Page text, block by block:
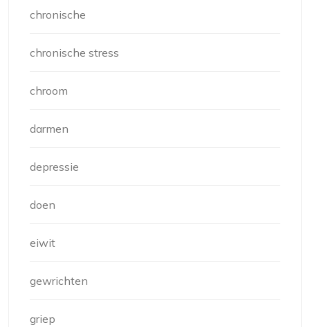
chronische
chronische stress
chroom
darmen
depressie
doen
eiwit
gewrichten
griep